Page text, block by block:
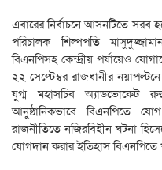
এবারের নির্বাচনে আসনটিতে সরব
পরিচালক শিল্পপতি
বিএনপিসহ কেন্দ্রীয় পর্যায়েও
২২ সেপ্টেম্বর রাজধানীর
যুগ্ম মহাসচিব অ্যাডভোকেট
আনুষ্ঠানিকভাবে বিএনপিতে
রাজনীতিতে নজিরবিহীন ঘটনা
যোগদান করার ইতিহাস